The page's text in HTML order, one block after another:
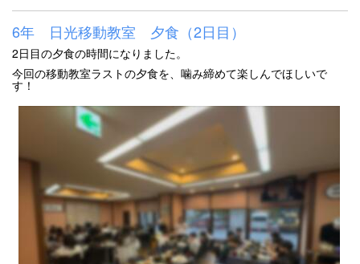
6年 日光移動教室 夕食（2日目）
2日目の夕食の時間になりました。
今回の移動教室ラストの夕食を、噛み締めて楽しんでほしいで
す！